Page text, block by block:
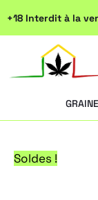
contenu
+18 Interdit à la
Soldes !